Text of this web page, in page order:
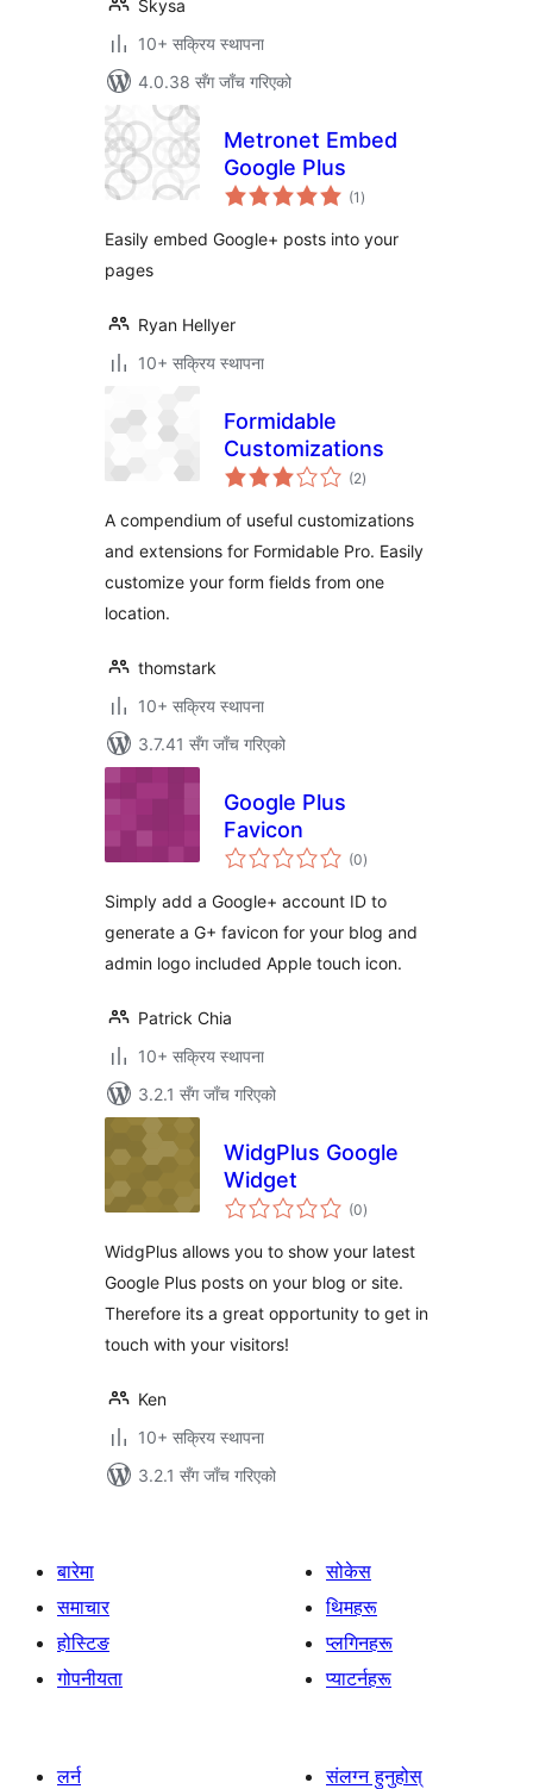
Skysa
10+ सक्रिय स्थापना
4.0.38 सँग जाँच गरिएको
Metronet Embed
Google Plus
(1 कुल
रेटिङ्गहरू
)
Easily embed Google+ posts into your
pages
Ryan Hellyer
10+ सक्रिय स्थापना
Formidable
Customizations
(2कुल
रेटिङ्गहरू
)
A compendium of useful customizations
and extensions for Formidable Pro. Easily
customize your form fields from one
location.
thomstark
10+ सक्रिय स्थापना
3.7.41 सँग जाँच गरिएको
Google Plus
Favicon
(0कुल
रेटिङ्गहरू
)
Simply add a Google+ account ID to
generate a G+ favicon for your blog and
admin logo included Apple touch icon.
Patrick Chia
10+ सक्रिय स्थापना
3.2.1 सँग जाँच गरिएको
WidgPlus Google
Widget
(0कुल
रेटिङ्गहरू
)
WidgPlus allows you to show your latest
Google Plus posts on your blog or site.
Therefore its a great opportunity to get in
touch with your visitors!
Ken
10+ सक्रिय स्थापना
3.2.1 सँग जाँच गरिएको
बारेमा
समाचार
होस्टिङ
गोपनीयता
सोकेस
थिमहरू
प्लगिनहरू
प्याटर्नहरू
लर्न
संलग्न हुनुहोस्